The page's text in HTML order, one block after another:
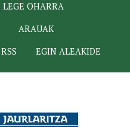
LEGE OHARRA
ARAUAK
RSS EGIN ALEAKIDE